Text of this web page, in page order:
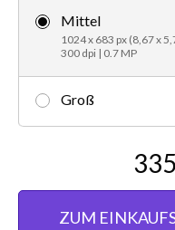
Mittel
1024 x 683 px (8,67 x
300 dpi | 0.7 MP
Groß
ZUM